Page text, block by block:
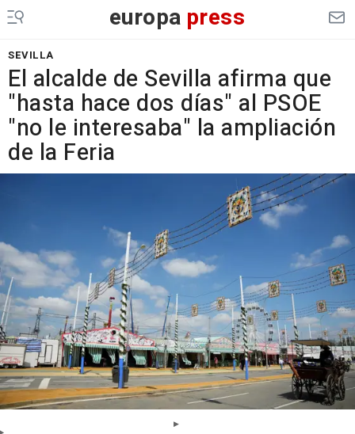
europa press
SEVILLA
El alcalde de Sevilla afirma que
"hasta hace dos días" al PSOE
"no le interesaba" la ampliación
de la Feria